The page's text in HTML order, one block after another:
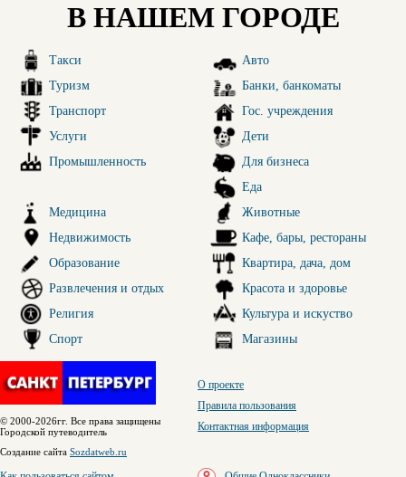
В НАШЕМ ГОРОДЕ
Такси
Туризм
Транспорт
Услуги
Промышленность
Авто
Банки, банкоматы
Гос. учреждения
Дети
Для бизнеса
Еда
Медицина
Недвижимость
Образование
Развлечения и отдых
Религия
Спорт
Животные
Кафе, бары, рестораны
Квартира, дача, дом
Красота и здоровье
Культура и искуство
Магазины
© 2000-2026гг. Все права защищены
Городской путеводитель
Создание сайта Sozdatweb.ru
О проекте
Правила пользования
Контактная информация